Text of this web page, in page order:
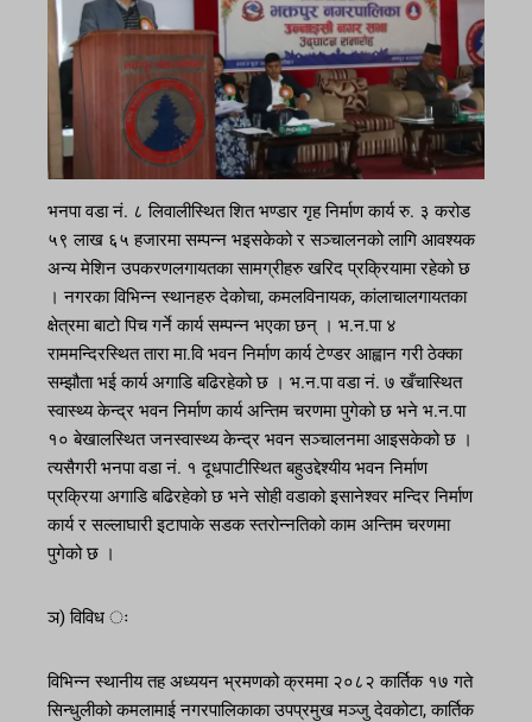
भनपा वडा नं. ८ लिवालीस्थित शित भण्डार गृह निर्माण कार्य रु. ३ करोड
५९ लाख ६५ हजारमा सम्पन्न भइसकेको र सञ्चालनको लागि आवश्यक
अन्य मेशिन उपकरणलगायतका सामग्रीहरु खरिद प्रक्रियामा रहेको छ
। नगरका विभिन्न स्थानहरु देकोचा, कमलविनायक, कांलाचालगायतका
क्षेत्रमा बाटो पिच गर्ने कार्य सम्पन्न भएका छन् । भ.न.पा ४
राममन्दिरस्थित तारा मा.वि भवन निर्माण कार्य टेण्डर आह्वान गरी ठेक्का
सम्झौता भई कार्य अगाडि बढिरहेको छ । भ.न.पा वडा नं. ७ खँचास्थित
स्वास्थ्य केन्द्र भवन निर्माण कार्य अन्तिम चरणमा पुगेको छ भने भ.न.पा
१० बेखालस्थित जनस्वास्थ्य केन्द्र भवन सञ्चालनमा आइसकेको छ ।
त्यसैगरी भनपा वडा नं. १ दूधपाटीस्थित बहुउद्देश्यीय भवन निर्माण
प्रक्रिया अगाडि बढिरहेको छ भने सोही वडाको इसानेश्वर मन्दिर निर्माण
कार्य र सल्लाघारी इटापाके सडक स्तरोन्नतिको काम अन्तिम चरणमा
पुगेको छ ।
ञ) विविध ः
विभिन्न स्थानीय तह अध्ययन भ्रमणको क्रममा २०८२ कार्तिक १७ गते
सिन्धुलीको कमलामाई नगरपालिकाका उपप्रमुख मञ्जु देवकोटा, कार्तिक